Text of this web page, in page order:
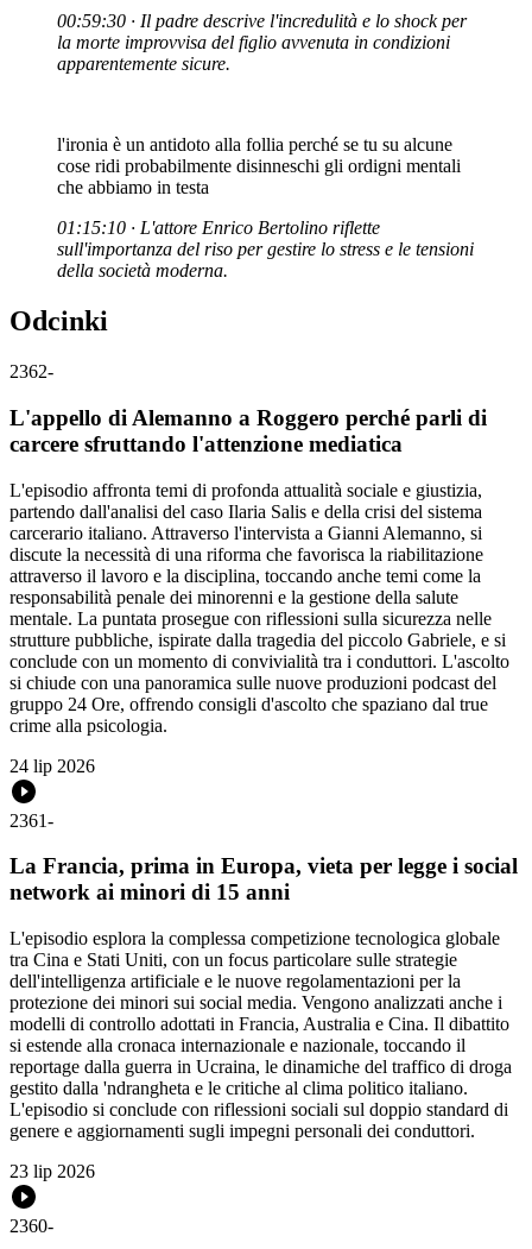
00:59:30 · Il padre descrive l'incredulità e lo shock per
la morte improvvisa del figlio avvenuta in condizioni
apparentemente sicure.
l'ironia è un antidoto alla follia perché se tu su alcune
cose ridi probabilmente disinneschi gli ordigni mentali
che abbiamo in testa
01:15:10 · L'attore Enrico Bertolino riflette
sull'importanza del riso per gestire lo stress e le tensioni
della società moderna.
Odcinki
2362-
L'appello di Alemanno a Roggero perché parli di
carcere sfruttando l'attenzione mediatica
L'episodio affronta temi di profonda attualità sociale e giustizia,
partendo dall'analisi del caso Ilaria Salis e della crisi del sistema
carcerario italiano. Attraverso l'intervista a Gianni Alemanno, si
discute la necessità di una riforma che favorisca la riabilitazione
attraverso il lavoro e la disciplina, toccando anche temi come la
responsabilità penale dei minorenni e la gestione della salute
mentale. La puntata prosegue con riflessioni sulla sicurezza nelle
strutture pubbliche, ispirate dalla tragedia del piccolo Gabriele, e si
conclude con un momento di convivialità tra i conduttori. L'ascolto
si chiude con una panoramica sulle nuove produzioni podcast del
gruppo 24 Ore, offrendo consigli d'ascolto che spaziano dal true
crime alla psicologia.
24 lip 2026
2361-
La Francia, prima in Europa, vieta per legge i social
network ai minori di 15 anni
L'episodio esplora la complessa competizione tecnologica globale
tra Cina e Stati Uniti, con un focus particolare sulle strategie
dell'intelligenza artificiale e le nuove regolamentazioni per la
protezione dei minori sui social media. Vengono analizzati anche i
modelli di controllo adottati in Francia, Australia e Cina. Il dibattito
si estende alla cronaca internazionale e nazionale, toccando il
reportage dalla guerra in Ucraina, le dinamiche del traffico di droga
gestito dalla 'ndrangheta e le critiche al clima politico italiano.
L'episodio si conclude con riflessioni sociali sul doppio standard di
genere e aggiornamenti sugli impegni personali dei conduttori.
23 lip 2026
2360-